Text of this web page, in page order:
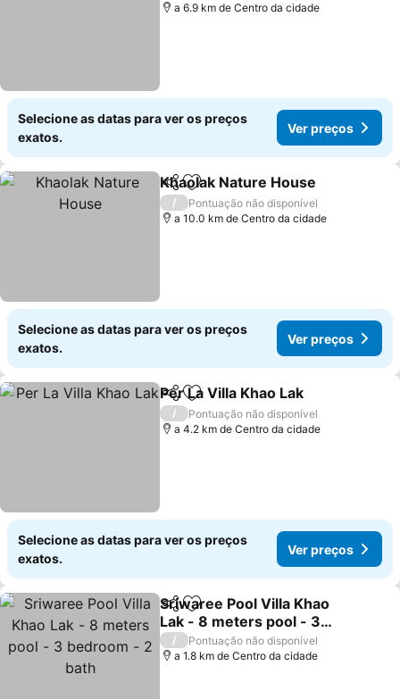
a 6.9 km de Centro da cidade
Selecione as datas para ver os preços
exatos.
Ver preços
PartilharAdicionar aos favoritos
Khaolak Nature House
/
Pontuação não disponível
a 10.0 km de Centro da cidade
Selecione as datas para ver os preços
exatos.
Ver preços
PartilharAdicionar aos favoritos
Per La Villa Khao Lak
/
Pontuação não disponível
a 4.2 km de Centro da cidade
Selecione as datas para ver os preços
exatos.
Ver preços
PartilharAdicionar aos favoritos
Sriwaree Pool Villa Khao
Lak - 8 meters pool - 3
bedroom - 2 bath
/
Pontuação não disponível
a 1.8 km de Centro da cidade